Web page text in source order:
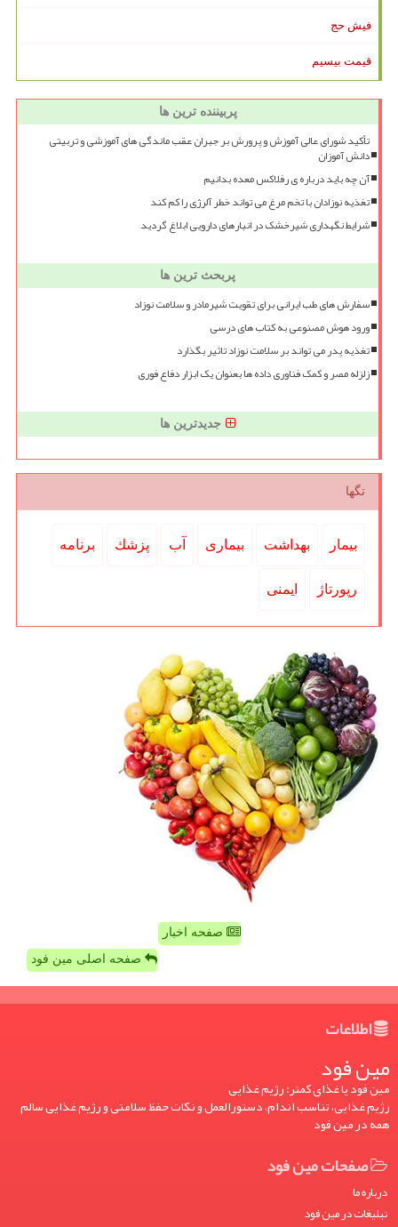
فیش حج
قیمت بیسیم
پربیننده ترین ها
تأکید شورای عالی آموزش و پرورش بر جبران عقب ماندگی های آموزشی و تربیتی
دانش آموزان
آن چه باید درباره ی رفلاکس معده بدانیم
تغذیه نوزادان با تخم مرغ می تواند خطر آلرژی را کم کند
شرایط نگهداری شیرخشک در انبارهای دارویی ابلاغ گردید
پربحث ترین ها
سفارش های طب ایرانی برای تقویت شیرمادر و سلامت نوزاد
ورود هوش مصنوعی به کتاب های درسی
تغذیه پدر می تواند بر سلامت نوزاد تاثیر بگذارد
زلزله مصر و کمک فناوری داده ها بعنوان یک ابزار دفاع فوری
جدیدترین ها
تگها
بیمار بهداشت بیماری آب پزشك برنامه
رپورتاژ ایمنی
صفحه اخبار
صفحه اصلی مین فود
اطلاعات
مین فود
مین فود یا غذای کمتر: رژیم غذایی
رژیم غذایی، تناسب اندام، دستورالعمل و نکات حفظ سلامتی و رژیم غذایی سالم
همه در مین فود
صفحات مین فود
درباره ما
تبلیغات در مین فود